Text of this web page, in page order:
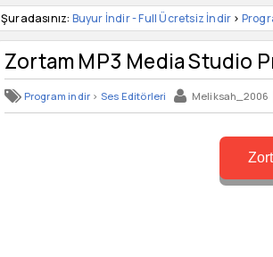
Şuradasınız: Buyur İndir - Full Ücretsiz İndir >
Zortam MP3 Media Studio
Program indir > Ses Editörleri Meliksah_2006